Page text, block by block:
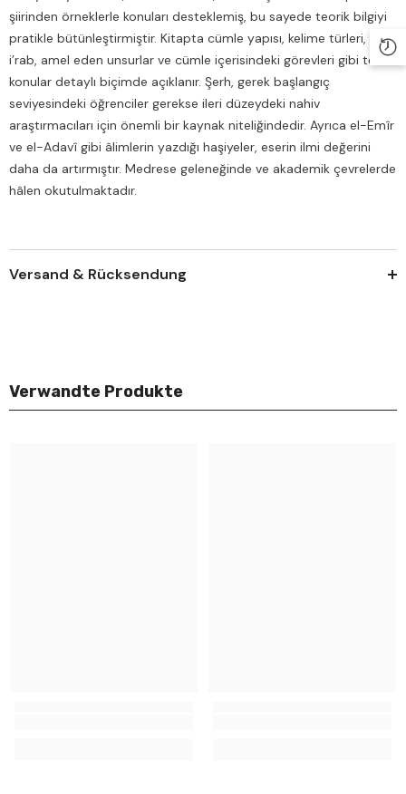
şiirinden örneklerle konuları desteklemiş, bu sayede teorik bilgiyi
pratikle bütünleştirmiştir. Kitapta cümle yapısı, kelime türleri,
i’rab, amel eden unsurlar ve cümle içerisindeki görevleri gibi temel
konular detaylı biçimde açıklanır. Şerh, gerek başlangıç
seviyesindeki öğrenciler gerekse ileri düzeydeki nahiv
araştırmacıları için önemli bir kaynak niteliğindedir. Ayrıca el-Emîr
ve el-Adavî gibi âlimlerin yazdığı haşiyeler, eserin ilmi değerini
daha da artırmıştır. Medrese geleneğinde ve akademik çevrelerde
hâlen okutulmaktadır.
Versand & Rücksendung
Verwandte Produkte